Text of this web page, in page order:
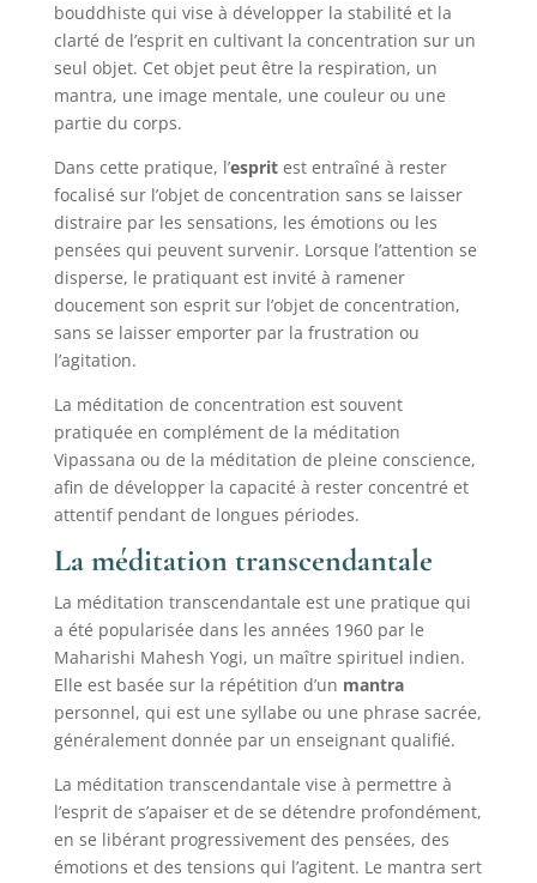
bouddhiste qui vise à développer la stabilité et la
clarté de l’esprit en cultivant la concentration sur un
seul objet. Cet objet peut être la respiration, un
mantra, une image mentale, une couleur ou une
partie du corps.
Dans cette pratique, l’espritest entraîné à rester
focalisé sur l’objet de concentration sans se laisser
distraire par les sensations, les émotions ou les
pensées qui peuvent survenir. Lorsque l’attention se
disperse, le pratiquant est invité à ramener
doucement son esprit sur l’objet de concentration,
sans se laisser emporter par la frustration ou
l’agitation.
La méditation de concentration est souvent
pratiquée en complément de la méditation
Vipassana ou de la méditation de pleine conscience,
afin de développer la capacité à rester concentré et
attentif pendant de longues périodes.
La méditation transcendantale
La méditation transcendantale est une pratique qui
a été popularisée dans les années 1960 par le
Maharishi Mahesh Yogi, un maître spirituel indien.
Elle est basée sur la répétition d’un mantra
personnel, qui est une syllabe ou une phrase sacrée,
généralement donnée par un enseignant qualifié.
La méditation transcendantale vise à permettre à
l’esprit de s’apaiser et de se détendre profondément,
en se libérant progressivement des pensées, des
émotions et des tensions qui l’agitent. Le mantra sert